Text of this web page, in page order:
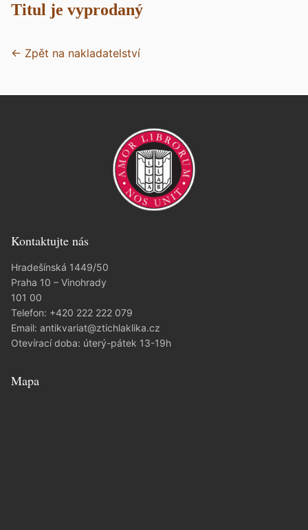
Titul je vyprodaný
← Zpět na nakladatelství
Kontaktujte nás
Hradešínská 1449/50
Praha 10 – Vinohrady
101 00
Telefon: +420 222 222 079
Email: antikvariat@ztichlaklika.cz
Otevírací doba: úterý-pátek 13-19h
Mapa